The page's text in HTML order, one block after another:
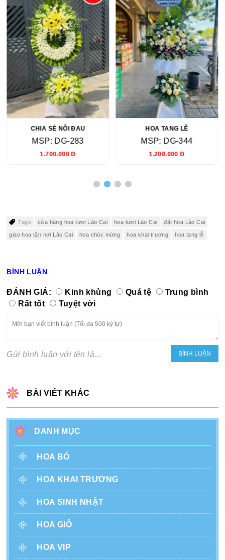
CHIA SẺ NỖI ĐAU
MSP: DG-283
1.700.000 Đ
HOA TANG LỄ
MSP: DG-344
1.200.000 Đ
Tags cửa hàng hoa tươi Lào Cai hoa tươi Lào Cai đặt hoa Lào Cai
giao hoa tận nơi Lào Cai hoa chúc mừng hoa khai trương hoa tang lễ
BÌNH LUẬN
ĐÁNH GIÁ: Kinh khủng Quá tệ
Trung bình
Rất tốt
Tuyệt vời
Gửi bình luận với tên là...
BÀI VIẾT KHÁC
DANH MỤC
HOA BÓ
HOA KHAI TRƯƠNG
HOA SINH NHẬT
HOA GIỎ
HOA VIP